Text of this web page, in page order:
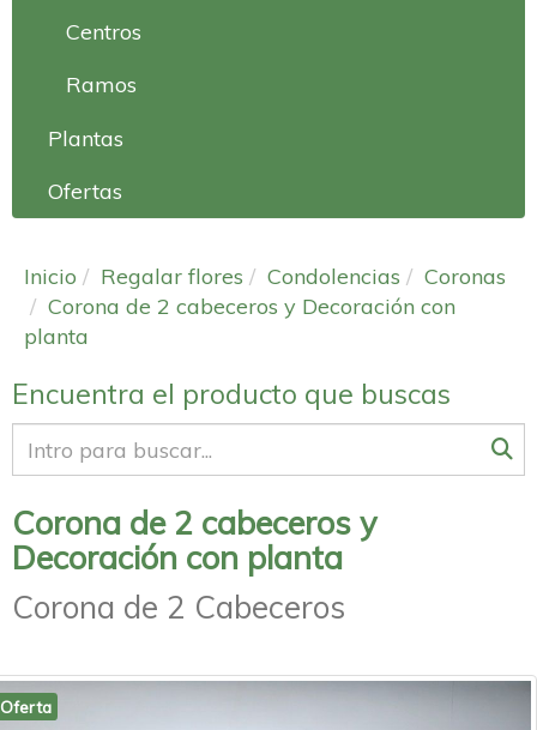
Centros
Ramos
Plantas
Ofertas
Inicio Regalar flores Condolencias
Coronas
Corona de 2 cabeceros y Decoración con
planta
Encuentra el producto que buscas
Corona de 2 cabeceros y
Decoración con planta
Corona de 2 Cabeceros
Oferta